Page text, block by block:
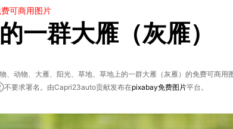
可商用图片
一群大雁（灰雁）
、动物、大雁、阳光、草地、草地上的一群大雁（灰雁）的免费可
要求署名。由Capri23auto贡献发布在pixabay免费图片平台。